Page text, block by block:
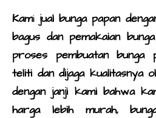
Kami jual bunga papan
bagus dan pemakaian
proses pembuatan bunga
teliti dan dijaga kualitasnya
dengan janji kami bahwa
harga lebih murah,